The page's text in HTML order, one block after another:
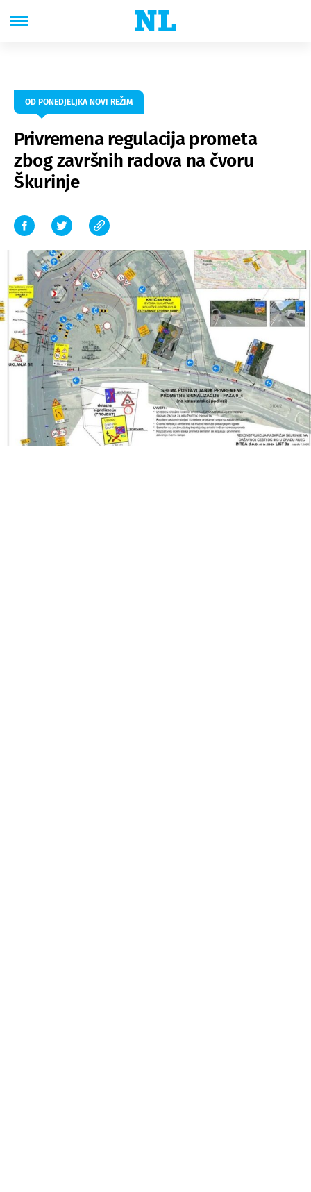
OD PONEDJELJKA NOVI REŽIM
Privremena regulacija prometa
zbog završnih radova na čvoru
Škurinje